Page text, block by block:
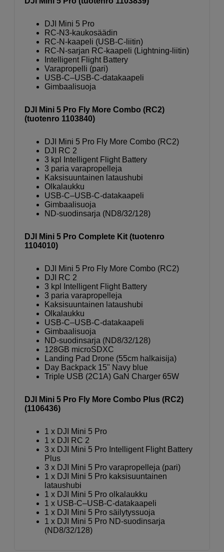
DJI Mini 5 Pro
RC-N3-kaukosäädin
RC-N-kaapeli (USB-C-liitin)
RC-N-sarjan RC-kaapeli (Lightning-liitin)
Intelligent Flight Battery
Varapropelli (pari)
USB-C–USB-C-datakaapeli
Gimbaalisuoja
DJI Mini 5 Pro Fly More Combo (RC2)
(tuotenro 1103840)
DJI Mini 5 Pro Fly More Combo (RC2)
DJI RC 2
3 kpl Intelligent Flight Battery
3 paria varapropelleja
Kaksisuuntainen lataushubi
Olkalaukku
USB-C–USB-C-datakaapeli
Gimbaalisuoja
ND-suodinsarja (ND8/32/128)
DJI Mini 5 Pro Complete Kit (tuotenro
1104010)
DJI Mini 5 Pro Fly More Combo (RC2)
DJI RC 2
3 kpl Intelligent Flight Battery
3 paria varapropelleja
Kaksisuuntainen lataushubi
Olkalaukku
USB-C–USB-C-datakaapeli
Gimbaalisuoja
ND-suodinsarja (ND8/32/128)
128GB microSDXC
Landing Pad Drone (55cm halkaisija)
Day Backpack 15" Navy blue
Triple USB (2C1A) GaN Charger 65W
DJI Mini 5 Pro Fly More Combo Plus (RC2)
(1106436)
1 x DJI Mini 5 Pro
1 x DJI RC 2
3 x DJI Mini 5 Pro Intelligent Flight Battery
Plus
3 x DJI Mini 5 Pro varapropelleja (pari)
1 x DJI Mini 5 Pro kaksisuuntainen
lataushubi
1 x DJI Mini 5 Pro olkalaukku
1 x USB-C–USB-C-datakaapeli
1 x DJI Mini 5 Pro säilytyssuoja
1 x DJI Mini 5 Pro ND-suodinsarja
(ND8/32/128)